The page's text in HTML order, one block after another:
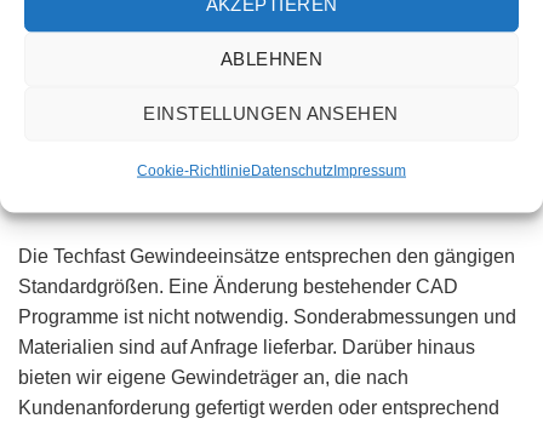
ABLEHNEN
EINSTELLUNGEN ANSEHEN
Cookie-RichtlinieDatenschutzImpressum
Einsätze für Kunststoff
Die Techfast Gewindeeinsätze entsprechen den gängigen
Standardgrößen. Eine Änderung bestehender CAD
Programme ist nicht notwendig. Sonderabmessungen und
Materialien sind auf Anfrage lieferbar. Darüber hinaus
bieten wir eigene Gewindeträger an, die nach
Kundenanforderung gefertigt werden oder entsprechend